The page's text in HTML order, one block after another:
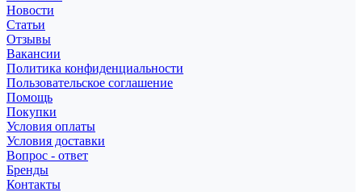
Новости
Статьи
Отзывы
Вакансии
Политика конфиденциальности
Пользовательское соглашение
Помощь
Покупки
Условия оплаты
Условия доставки
Вопрос - ответ
Бренды
Контакты